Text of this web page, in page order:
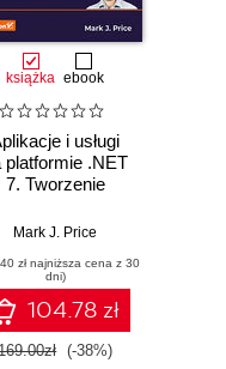
książka ebook
i usługi
platformie .NET
7. Tworzenie
opartych
Blazor, .NET
MAUI, gRPC,
i innych
technologiach
Mark J. Price
zł najniższa cena z 30
dni)
104.78 zł
(-38%)